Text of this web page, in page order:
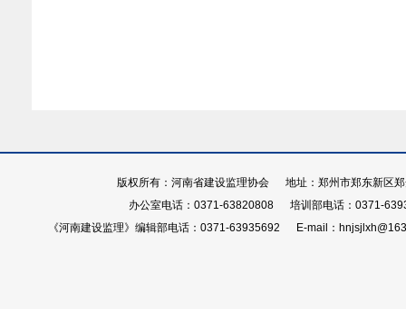
版权所有：河南省建设监理协会 地址：郑州市郑东新区
办公室电话：0371-63820808 培训部电话：0371-
《河南建设监理》编辑部电话：0371-63935692 E-mail：